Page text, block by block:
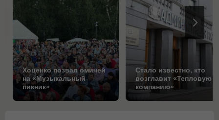
Хоценко позвал омичей
на «Музыкальный
пикник»
Стало известно, кто
возглавит «Тепловую
компанию»